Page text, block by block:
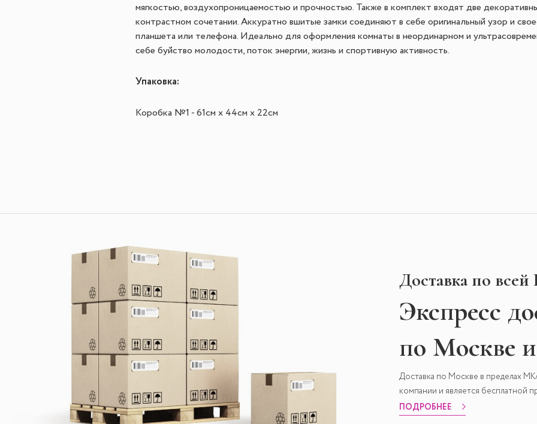
мягкостью, воздухопроницаемостью и прочностью. Также в комплект входят две
контрастном сочетании. Аккуратно вшитые замки соединяют в себе оригинальный узор и
планшета или телефона. Идеально для оформления комнаты в неординарном и
себе буйство молодости, поток энергии, жизнь и спортивную активность.
Упаковка:
Коробка №1 - 61см х 44см х 22см
Доставка по
Экспресс
по Москве
Доставка по Москве в пределах
компании и является бесплатной
ПОДРОБНЕЕ